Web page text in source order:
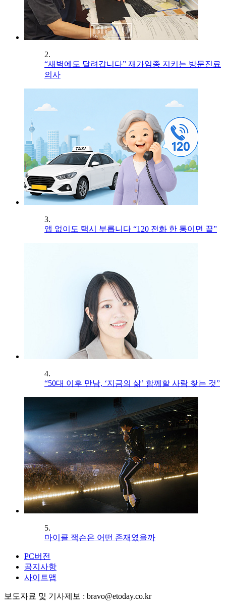
2.
“새벽에도 달려갑니다” 재가임종 지키는 방문진료
의사
3.
앱 없이도 택시 부릅니다 “120 전화 한 통이면 끝”
4.
“50대 이후 만남, ‘지금의 삶’ 함께할 사람 찾는 것”
5.
마이클 잭슨은 어떤 존재였을까
PC버전
공지사항
사이트맵
보도자료 및 기사제보 : bravo@etoday.co.kr